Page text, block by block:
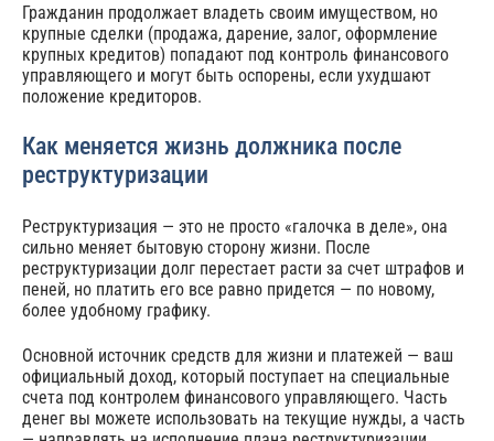
Гражданин продолжает владеть своим имуществом, но
крупные сделки (продажа, дарение, залог, оформление
крупных кредитов) попадают под контроль финансового
управляющего и могут быть оспорены, если ухудшают
положение кредиторов.
Как меняется жизнь должника после
реструктуризации
Реструктуризация — это не просто «галочка в деле», она
сильно меняет бытовую сторону жизни. После
реструктуризации долг перестает расти за счет штрафов и
пеней, но платить его все равно придется — по новому,
более удобному графику.
Основной источник средств для жизни и платежей — ваш
официальный доход, который поступает на специальные
счета под контролем финансового управляющего. Часть
денег вы можете использовать на текущие нужды, а часть